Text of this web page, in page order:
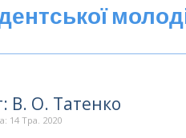
В. О. Татенко
14 Тра. 2020